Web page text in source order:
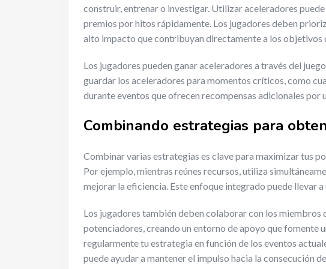
construir, entrenar o investigar. Utilizar aceleradores
premios por hitos rápidamente. Los jugadores deben
alto impacto que contribuyan directamente a los objetivos
Los jugadores pueden ganar aceleradores a través del
guardar los aceleradores para momentos críticos, como
durante eventos que ofrecen recompensas adicionales por
Combinando estrategias para
Combinar varias estrategias es clave para maximizar tus
Por ejemplo, mientras reúnes recursos, utiliza
mejorar la eficiencia. Este enfoque integrado puede llevar
Los jugadores también deben colaborar con los miembros
potenciadores, creando un entorno de apoyo que fomente
regularmente tu estrategia en función de los eventos
puede ayudar a mantener el impulso hacia la consecución